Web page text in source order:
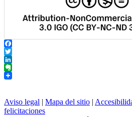
Facebook
Twitter
LinkedIn
Evernote
Aviso legal | Mapa del sitio |
felicitaciones